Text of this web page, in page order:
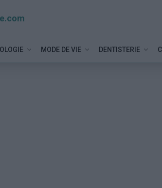
MODE DE VIE DENTISTERIE